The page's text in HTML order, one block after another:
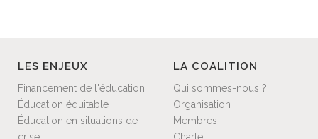
LES ENJEUX
Financement de l'éducation
Éducation équitable
Éducation en situations de
LA COALITION
Qui sommes-nous ?
Organisation
Membres